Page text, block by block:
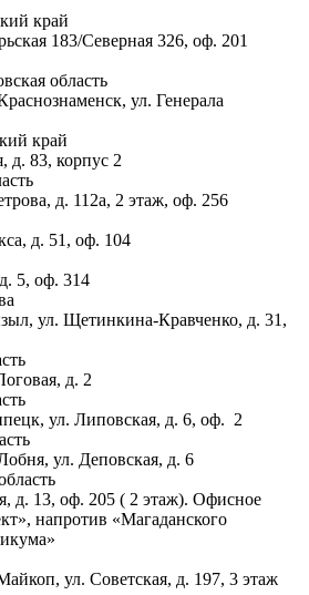
край
183/Северная 326, оф. 201
область
ул. Генерала
край
д. 83, корпус 2
д. 112а, 2 этаж, оф. 256
д. 51, оф. 104
5, оф. 314
ул. Щетинкина-Кравченко, д. 31,
д. 2
ул. Липовская, д. 6, оф. 2
ул. Деповская, д. 6
д. 13, оф. 205 ( 2 этаж). Офисное
напротив «Магаданского
ул. Советская, д. 197, 3 этаж